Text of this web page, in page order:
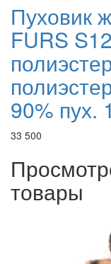
Пуховик
FURS
90% пух.
33 500
товары